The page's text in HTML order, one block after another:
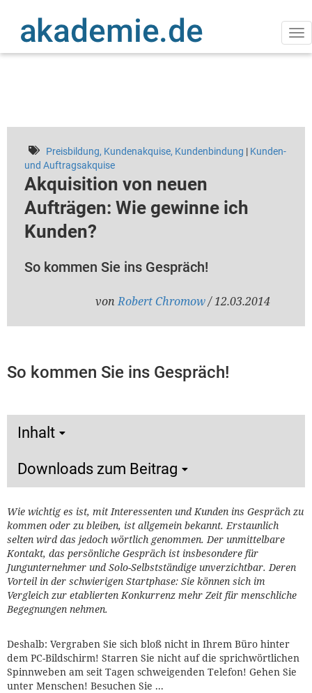
Inhalt
Preisbildung, Kundenakquise, Kundenbindung | Kunden-
und Auftragsakquise
Akquisition von neuen
Aufträgen: Wie gewinne ich
Kunden?
So kommen Sie ins Gespräch!
vonRobert Chromow/ 12.03.2014
So kommen Sie ins Gespräch!
Inhalt
Downloads zum Beitrag
Wie wichtig es ist, mit Interessenten und Kunden ins Gespräch zu
kommen oder zu bleiben, ist allgemein bekannt. Erstaunlich
selten wird das jedoch wörtlich genommen. Der unmittelbare
Kontakt, das persönliche Gespräch ist insbesondere für
Jungunternehmer und Solo-Selbstständige unverzichtbar. Deren
Vorteil in der schwierigen Startphase: Sie können sich im
Vergleich zur etablierten Konkurrenz mehr Zeit für menschliche
Begegnungen nehmen.
Deshalb: Vergraben Sie sich bloß nicht in Ihrem Büro hinter
dem PC-Bildschirm! Starren Sie nicht auf die sprichwörtlichen
Spinnweben am seit Tagen schweigenden Telefon! Gehen Sie
unter Menschen! Besuchen Sie ...